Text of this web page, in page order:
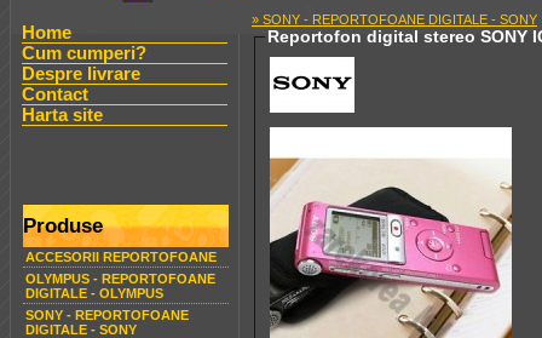
Home
Cum cumperi?
Despre livrare
Contact
Harta site
Produse
ACCESORII REPORTOFOANE
OLYMPUS - REPORTOFOANE
DIGITALE - OLYMPUS
SONY - REPORTOFOANE
DIGITALE - SONY
» SONY - REPORTOFOANE DIGITALE - SONY
Reportofon digital stereo SONY